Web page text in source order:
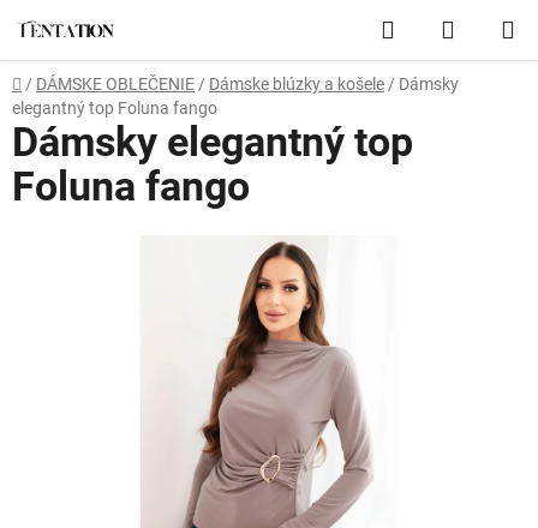
obsah
Hľadať
KOŠÍK
Domov
/ DÁMSKE OBLEČENIE / Dámske blúzky a košele / Dámsky
elegantný top Foluna fango
Dámsky elegantný top
Foluna fango